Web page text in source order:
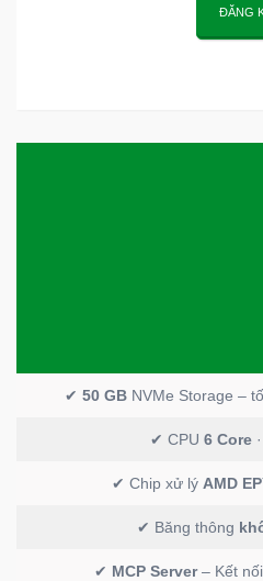
ĐĂNG
✔ 50 GB NVMe Storage –
✔ CPU 6 Core
✔ Chip xử lý AMD
✔ Băng thông
✔ MCP Server– Kết